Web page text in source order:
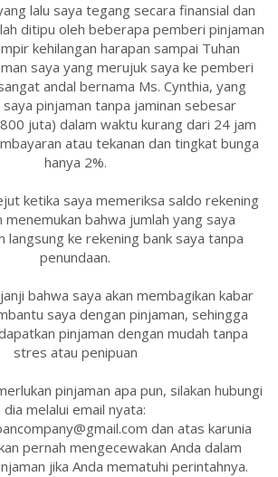
lalu saya tegang secara finansial dan
ditipu oleh beberapa pemberi pinjaman
kehilangan harapan sampai Tuhan
saya yang merujuk saya ke pemberi
andal bernama Ms. Cynthia, yang
pinjaman tanpa jaminan sebesar
juta) dalam waktu kurang dari 24 jam
atau tekanan dan tingkat bunga
hanya 2%.
ketika saya memeriksa saldo rekening
menemukan bahwa jumlah yang saya
langsung ke rekening bank saya tanpa
penundaan.
bahwa saya akan membagikan kabar
saya dengan pinjaman, sehingga
pinjaman dengan mudah tanpa
stres atau penipuan
pinjaman apa pun, silakan hubungi
dia melalui email nyata:
dan atas karunia
pernah mengecewakan Anda dalam
jika Anda mematuhi perintahnya.